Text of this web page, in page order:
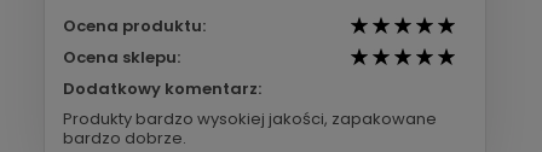
Ocena produktu:
Ocena sklepu:
Dodatkowy komentarz:
Produkty bardzo wysokiej jakości, zapakowane
bardzo dobrze.